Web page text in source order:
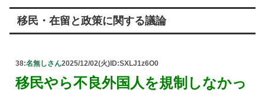
移民・在留と政策に関する議論
38:名無しさん2025/12/02(火)ID:SXLJ1z6O0
移民やら不良外国人を規制しなかっ